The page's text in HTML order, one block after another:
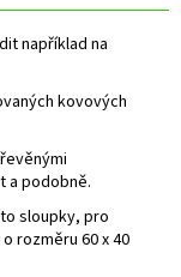
například na
kovových
a podobně.
sloupky, pro
rozměru 60 x 40